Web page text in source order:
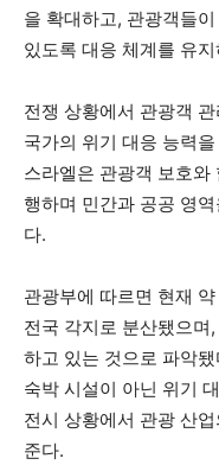
을 확대하고, 관광객들
있도록 대응 체계를 유
전쟁 상황에서 관광객
국가의 위기 대응 능력
스라엘은 관광객 보호와
행하며 민간과 공공 영
다.
관광부에 따르면 현재
전국 각지로 분산됐으
하고 있는 것으로 파악
숙박 시설이 아닌 위기
전시 상황에서 관광 산
준다.